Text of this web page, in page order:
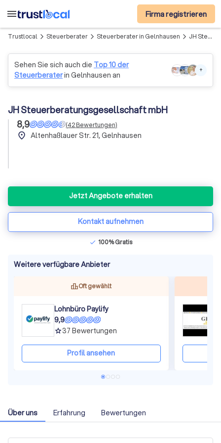
menu Firma registrieren
Trustlocal arrow_forward_ios Steuerberater arrow_forward_ios Steuerberater in Gelnhausen arrow_forward_ios JH Steuerberatungsgesellschaft mbH
Sehen Sie sich auch die Top 10 der
Steuerberaterin Gelnhausen an
+
JH Steuerberatungsgesellschaft mbH
8,9
(42Bewertungen)
place Altenhaßlauer Str. 21, Gelnhausen
Jetzt Angebote erhalten
Kontakt aufnehmen
check 100% Gratis
Weitere verfügbare Anbieter
Oft gewählt
Lohnbüro Paylify
9,9
grade37 Bewertungen
Profil ansehen
Über uns Erfahrung Bewertungen